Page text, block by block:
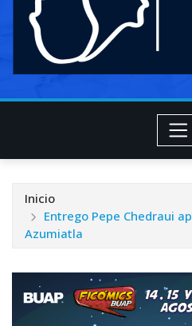
Inicio
Entrego Pepe Chedraui
Azumiatla